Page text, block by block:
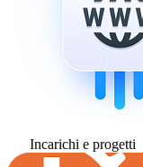
Incarichi e progetti